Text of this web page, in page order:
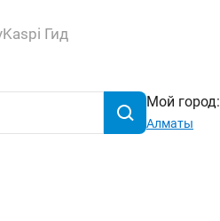
Kaspi Гид
Мой город:
Алматы